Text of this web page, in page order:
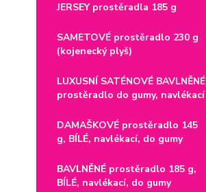
JERSEY prostěradla 185 g
SAMETOVÉ prostěradlo 230 g
(kojenecký plyš)
LUXUSNÍ SATÉNOVÉ BAVLNĚNÉ
prostěradlo do gumy, navlékací
DAMAŠKOVÉ prostěradlo 145
g, BÍLÉ, navlékací, do gumy
BAVLNĚNÉ prostěradlo 185 g,
BÍLÉ, navlékací, do gumy